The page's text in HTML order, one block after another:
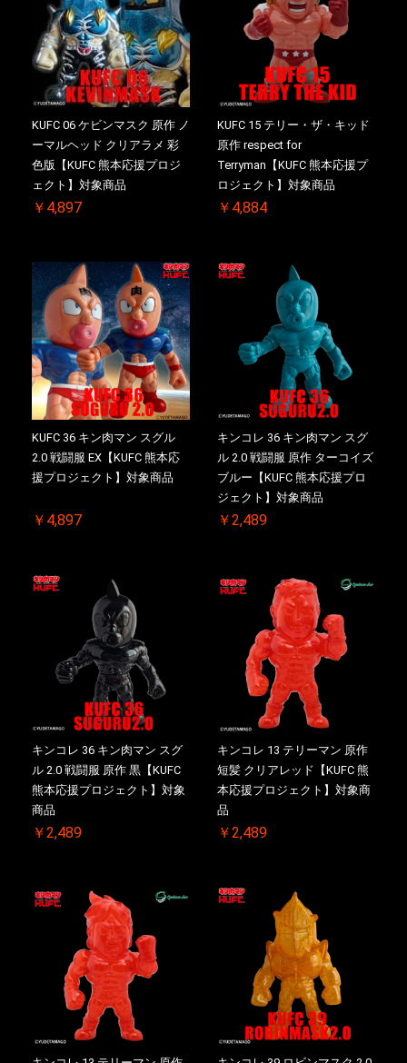
KUFC 06 ケビンマスク 原作 ノ
ーマルヘッド クリアラメ 彩
色版【KUFC 熊本応援プロジ
ェクト】対象商品
￥4,897
KUFC 15 テリー・ザ・キッド
原作 respect for
Terryman【KUFC 熊本応援プ
ロジェクト】対象商品
￥4,884
KUFC 36 キン肉マン スグル
2.0 戦闘服 EX【KUFC 熊本応
援プロジェクト】対象商品
￥4,897
キンコレ 36 キン肉マン スグ
ル 2.0 戦闘服 原作 ターコイズ
ブルー【KUFC 熊本応援プロ
ジェクト】対象商品
￥2,489
キンコレ 36 キン肉マン スグ
ル 2.0 戦闘服 原作 黒【KUFC
熊本応援プロジェクト】対象
商品
￥2,489
キンコレ 13 テリーマン 原作
短髪 クリアレッド【KUFC 熊
本応援プロジェクト】対象商
品
￥2,489